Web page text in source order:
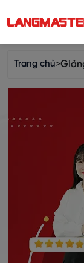
Trang chủ>